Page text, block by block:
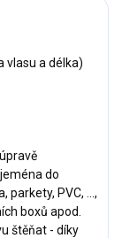
vlasu a délka)
do
parkety, PVC, ...,
boxů apod.
štěňat - díky